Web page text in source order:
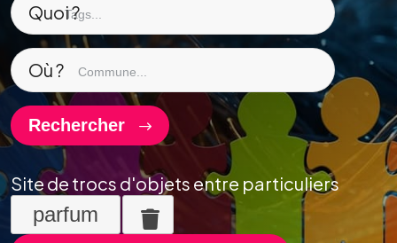
Quoi ?
Où ?
Rechercher
Site de trocs d'objets entre particuliers
parfum